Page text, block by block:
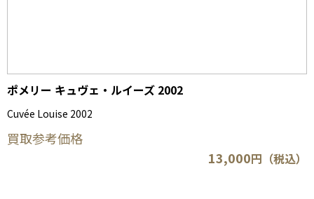
ポメリー キュヴェ・ルイーズ 2002
Cuvée Louise 2002
買取参考価格
13,000円（税込）